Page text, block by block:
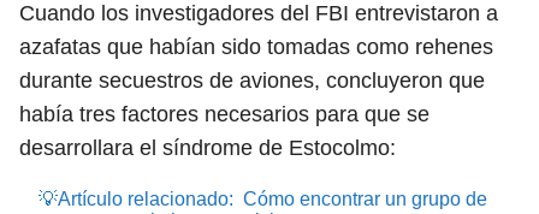
Cuando los investigadores del FBI entrevistaron a
azafatas que habían sido tomadas como rehenes
durante secuestros de aviones, concluyeron que
había tres factores necesarios para que se
desarrollara el síndrome de Estocolmo:
💡Artículo relacionado: Cómo encontrar un grupo de